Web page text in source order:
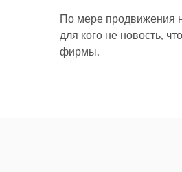
По мере продвижения
для кого не новость,
фирмы.